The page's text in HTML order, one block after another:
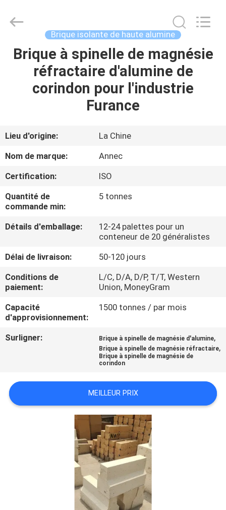
MAISON
À
PROPOS
NOUS
DE
L'USINE
CONTRÔLE
DE
LA
NOUS
CONTACTER
NOUVELLES
Industrial
Reserved.
Brique isolante de haute alumine
Brique à spinelle de magnésie
réfractaire d'alumine de
corindon pour l'industrie
Furance
Lieu d'origine:
La Chine
Nom de marque:
Annec
Certification:
ISO
Quantité de
commande min:
5 tonnes
Détails d'emballage:
12-24 palettes pour un
conteneur de 20 généralistes
Délai de livraison:
50-120 jours
Conditions de
paiement:
L/C, D/A, D/P, T/T, Western
Union, MoneyGram
Capacité
d'approvisionnement:
1500 tonnes / par mois
Surligner: Brique à spinelle de magnésie d'alumine,
Brique à spinelle de magnésie réfractaire,
Brique à spinelle de magnésie de
corindon
MEILLEUR PRIX